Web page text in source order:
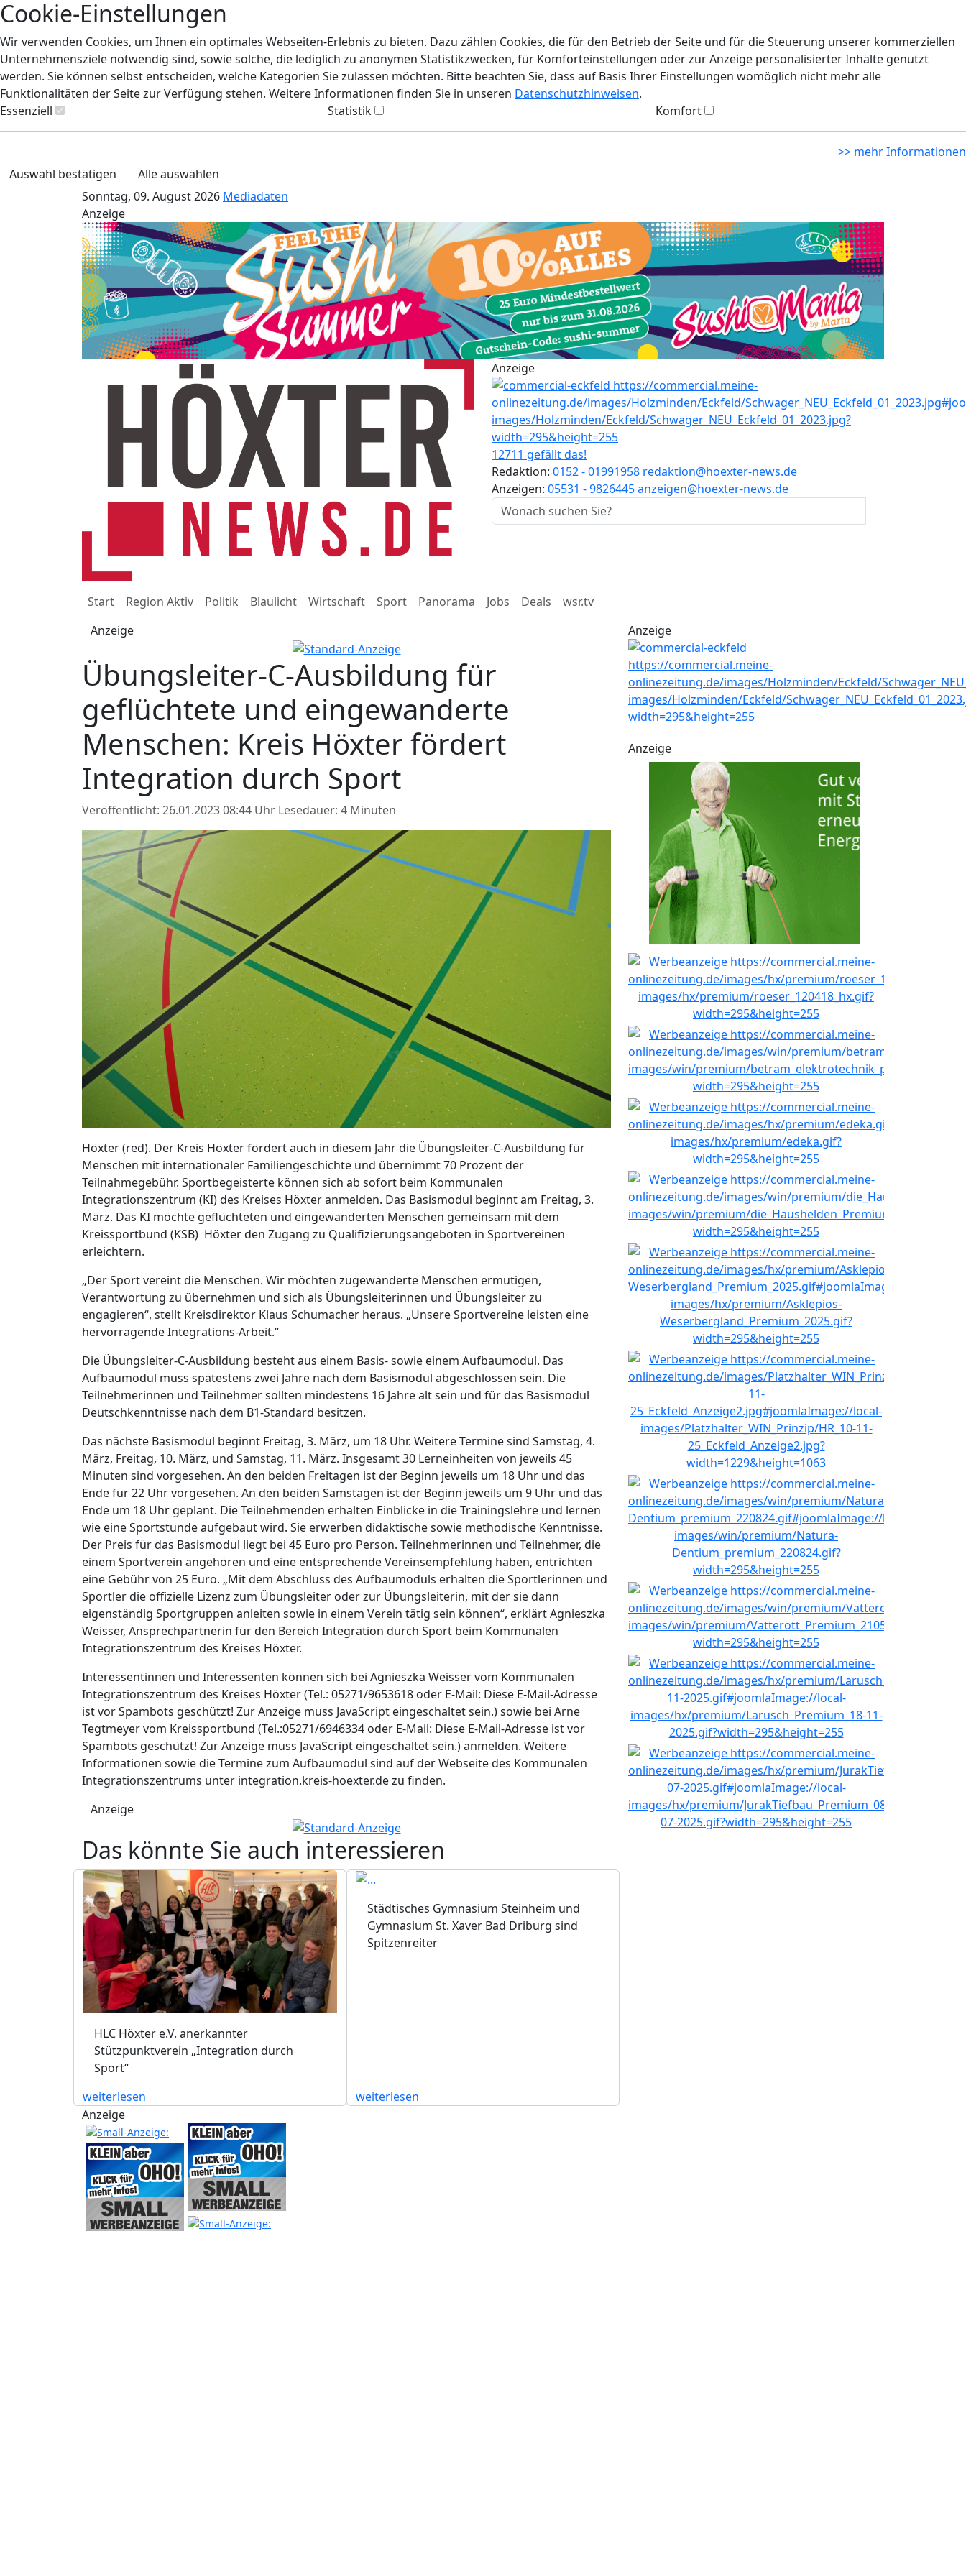
Cookie-Einstellungen
Wir verwenden Cookies, um Ihnen ein optimales Webseiten-Erlebnis zu bieten. Dazu zählen Cookies, die für den Betrieb der Seite und für die Steuerung unserer kommerziellen
Unternehmensziele notwendig sind, sowie solche, die lediglich zu anonymen Statistikzwecken, für Komforteinstellungen oder zur Anzeige personalisierter Inhalte genutzt
werden. Sie können selbst entscheiden, welche Kategorien Sie zulassen möchten. Bitte beachten Sie, dass auf Basis Ihrer Einstellungen womöglich nicht mehr alle
Funktionalitäten der Seite zur Verfügung stehen. Weitere Informationen finden Sie in unseren Datenschutzhinweisen.
Essenziell
Statistik Komfort
>> mehr Informationen
Auswahl bestätigen
Alle auswählen
Sonntag, 09. August 2026 Mediadaten
Anzeige
Anzeige
12711 gefällt das!
Redaktion: 0152 - 01991958 redaktion@hoexter-news.de
Anzeigen: 05531 - 9826445anzeigen@hoexter-news.de
Start Region Aktiv Politik Blaulicht Wirtschaft Sport Panorama Jobs Deals
wsr.tv
Anzeige
Übungsleiter-C-Ausbildung für
geflüchtete und eingewanderte
Menschen: Kreis Höxter fördert
Integration durch Sport
Veröffentlicht: 26.01.2023 08:44 Uhr Lesedauer: 4 Minuten
Höxter (red). Der Kreis Höxter fördert auch in diesem Jahr die Übungsleiter-C-Ausbildung für
Menschen mit internationaler Familiengeschichte und übernimmt 70 Prozent der
Teilnahmegebühr. Sportbegeisterte können sich ab sofort beim Kommunalen
Integrationszentrum (KI) des Kreises Höxter anmelden. Das Basismodul beginnt am Freitag, 3.
März. Das KI möchte geflüchteten und eingewanderten Menschen gemeinsam mit dem
Kreissportbund (KSB) Höxter den Zugang zu Qualifizierungsangeboten in Sportvereinen
erleichtern.
„Der Sport vereint die Menschen. Wir möchten zugewanderte Menschen ermutigen,
Verantwortung zu übernehmen und sich als Übungsleiterinnen und Übungsleiter zu
engagieren“, stellt Kreisdirektor Klaus Schumacher heraus. „Unsere Sportvereine leisten eine
hervorragende Integrations-Arbeit.“
Die Übungsleiter-C-Ausbildung besteht aus einem Basis- sowie einem Aufbaumodul. Das
Aufbaumodul muss spätestens zwei Jahre nach dem Basismodul abgeschlossen sein. Die
Teilnehmerinnen und Teilnehmer sollten mindestens 16 Jahre alt sein und für das Basismodul
Deutschkenntnisse nach dem B1-Standard besitzen.
Das nächste Basismodul beginnt Freitag, 3. März, um 18 Uhr. Weitere Termine sind Samstag, 4.
März, Freitag, 10. März, und Samstag, 11. März. Insgesamt 30 Lerneinheiten von jeweils 45
Minuten sind vorgesehen. An den beiden Freitagen ist der Beginn jeweils um 18 Uhr und das
Ende für 22 Uhr vorgesehen. An den beiden Samstagen ist der Beginn jeweils um 9 Uhr und das
Ende um 18 Uhr geplant. Die Teilnehmenden erhalten Einblicke in die Trainingslehre und lernen
wie eine Sportstunde aufgebaut wird. Sie erwerben didaktische sowie methodische Kenntnisse.
Der Preis für das Basismodul liegt bei 45 Euro pro Person. Teilnehmerinnen und Teilnehmer, die
einem Sportverein angehören und eine entsprechende Vereinsempfehlung haben, entrichten
eine Gebühr von 25 Euro. „Mit dem Abschluss des Aufbaumoduls erhalten die Sportlerinnen und
Sportler die offizielle Lizenz zum Übungsleiter oder zur Übungsleiterin, mit der sie dann
eigenständig Sportgruppen anleiten sowie in einem Verein tätig sein können“, erklärt Agnieszka
Weisser, Ansprechpartnerin für den Bereich Integration durch Sport beim Kommunalen
Integrationszentrum des Kreises Höxter.
Interessentinnen und Interessenten können sich bei Agnieszka Weisser vom Kommunalen
Integrationszentrum des Kreises Höxter (Tel.: 05271/9653618 oder E-Mail: Diese E-Mail-Adresse
ist vor Spambots geschützt! Zur Anzeige muss JavaScript eingeschaltet sein.) sowie bei Arne
Tegtmeyer vom Kreissportbund (Tel.:05271/6946334 oder E-Mail: Diese E-Mail-Adresse ist vor
Spambots geschützt! Zur Anzeige muss JavaScript eingeschaltet sein.) anmelden. Weitere
Informationen sowie die Termine zum Aufbaumodul sind auf der Webseite des Kommunalen
Integrationszentrums unter integration.kreis-hoexter.de zu finden.
Anzeige
Das könnte Sie auch interessieren
HLC Höxter e.V. anerkannter
Stützpunktverein „Integration durch
Sport“
weiterlesen
Städtisches Gymnasium Steinheim und
Gymnasium St. Xaver Bad Driburg sind
Spitzenreiter
weiterlesen
Anzeige
Anzeige
Anzeige